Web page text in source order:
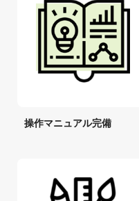
操作マニュアル完備